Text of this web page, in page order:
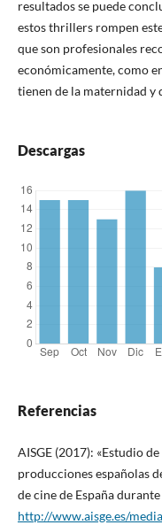
resultados se puede
estos thrillers rompen
que son profesionales
económicamente, como
tienen de la maternidad y
Descargas
Referencias
AISGE (2017): «Estudio
producciones españolas
de cine de España
http://www.aisge.es/